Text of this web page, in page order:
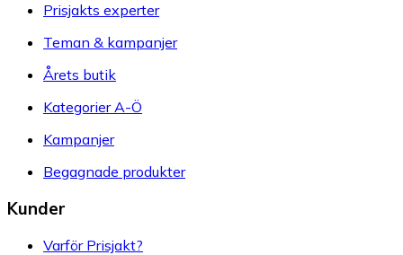
Prisjakts experter
Teman & kampanjer
Årets butik
Kategorier A-Ö
Kampanjer
Begagnade produkter
Kunder
Varför Prisjakt?